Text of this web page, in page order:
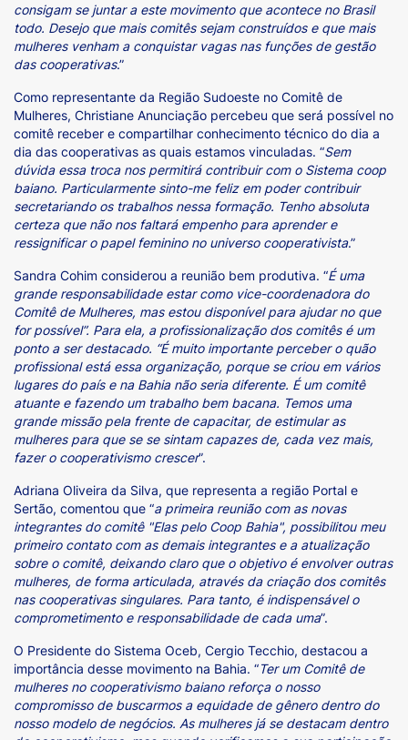
consigam se juntar a este movimento que acontece no Brasil
todo. Desejo que mais comitês sejam construídos e que mais
mulheres venham a conquistar vagas nas funções de gestão
das cooperativas.”
Como representante da Região Sudoeste no Comitê de
Mulheres, Christiane Anunciação percebeu que será possível no
comitê receber e compartilhar conhecimento técnico do dia a
dia das cooperativas as quais estamos vinculadas. “Sem
dúvida essa troca nos permitirá contribuir com o Sistema coop
baiano. Particularmente sinto-me feliz em poder contribuir
secretariando os trabalhos nessa formação. Tenho absoluta
certeza que não nos faltará empenho para aprender e
ressignificar o papel feminino no universo cooperativista.”
Sandra Cohim considerou a reunião bem produtiva. “É uma
grande responsabilidade estar como vice-coordenadora do
Comitê de Mulheres, mas estou disponível para ajudar no que
for possível”. Para ela, a profissionalização dos comitês é um
ponto a ser destacado. “É muito importante perceber o quão
profissional está essa organização, porque se criou em vários
lugares do país e na Bahia não seria diferente. É um comitê
atuante e fazendo um trabalho bem bacana. Temos uma
grande missão pela frente de capacitar, de estimular as
mulheres para que se se sintam capazes de, cada vez mais,
fazer o cooperativismo crescer”.
Adriana Oliveira da Silva, que representa a região Portal e
Sertão, comentou que “a primeira reunião com as novas
integrantes do comitê "Elas pelo Coop Bahia", possibilitou meu
primeiro contato com as demais integrantes e a atualização
sobre o comitê, deixando claro que o objetivo é envolver outras
mulheres, de forma articulada, através da criação dos comitês
nas cooperativas singulares. Para tanto, é indispensável o
comprometimento e responsabilidade de cada uma”.
O Presidente do Sistema Oceb, Cergio Tecchio, destacou a
importância desse movimento na Bahia. “Ter um Comitê de
mulheres no cooperativismo baiano reforça o nosso
compromisso de buscarmos a equidade de gênero dentro do
nosso modelo de negócios. As mulheres já se destacam dentro